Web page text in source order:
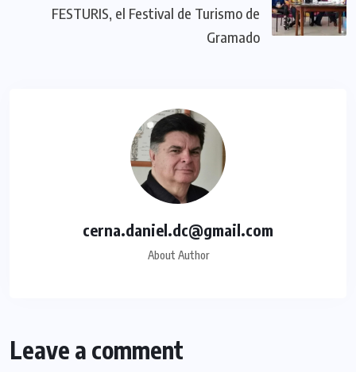
FESTURIS, el Festival de Turismo de
Gramado
cerna.daniel.dc@gmail.com
About Author
Leave a comment